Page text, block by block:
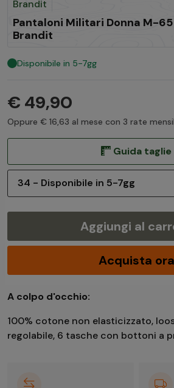
Brandit
Pantaloni Militari Donna M-
Brandit
Disponibile in 5-7gg
€ 49,90
Oppure € 16,63 al mese con 3 rate
Guida taglie
Aggiungi al
Acquista ora
A colpo d'occhio:
100% cotone non elasticizzato,
regolabile, 6 tasche con bottoni a